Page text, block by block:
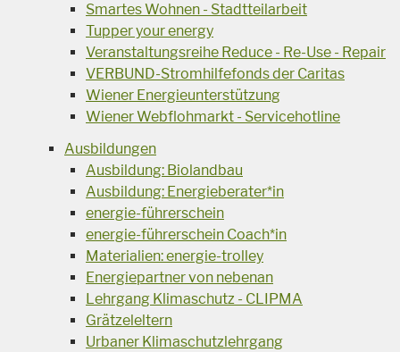
Smartes Wohnen - Stadtteilarbeit
Tupper your energy
Veranstaltungsreihe Reduce - Re-Use - Repair
VERBUND-Stromhilfefonds der Caritas
Wiener Energieunterstützung
Wiener Webflohmarkt - Servicehotline
Ausbildungen
Ausbildung: Biolandbau
Ausbildung: Energieberater*in
energie-führerschein
energie-führerschein Coach*in
Materialien: energie-trolley
Energiepartner von nebenan
Lehrgang Klimaschutz - CLIPMA
Grätzeleltern
Urbaner Klimaschutzlehrgang